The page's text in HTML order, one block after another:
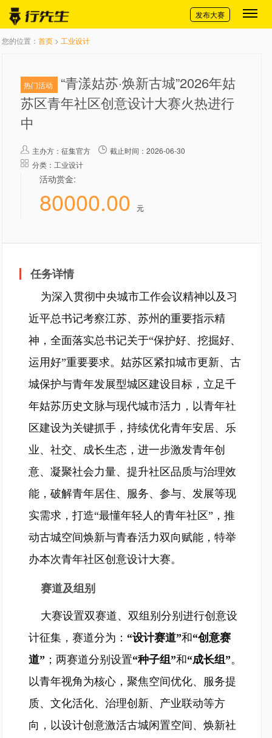
切换导航
发布大赛
您的位置： 首页 > 工业设计
热门活动
“青漾姑苏·焕新古城”2026年姑
苏区青年社区创意设计大赛火热进行
中
主办方： 征集官方
截止时间：2026-06-30
分类：工业设计
活动赏金:
80000.00 元
任务详情
为深入贯彻中央城市工作会议精神以及习
近平总书记考察江苏、苏州的重要指示精
神，全面落实总书记关于“保护好、挖掘好、
运用好”重要要求。姑苏区紧扣城市更新、古
城保护与青年发展型城区建设目标，立足千
年姑苏历史文脉与现代城市活力，以青年社
区建设为关键抓手，持续优化青年安居、乐
业、社交、成长生态，进一步激发青年创
意、凝聚社会力量、提升社区品质与治理效
能，破解青年居住、服务、参与、发展等现
实需求，打造“最懂年轻人的青年社区”，推
动古城空间焕新与青春活力双向赋能，特举
办本次青年社区创意设计大赛。
赛道及组别
大赛设置双赛道、双组别分别进行创意设
计征集，赛道分为： “设计赛道”和“创意赛
道” ；两赛道分别设置“种子组”和“成长组”。
以青年视角为核心，聚焦空间优化、服务提
质、文化活化、治理创新、产业联动等方
向，以设计创意激活古城闲置空间、焕新社